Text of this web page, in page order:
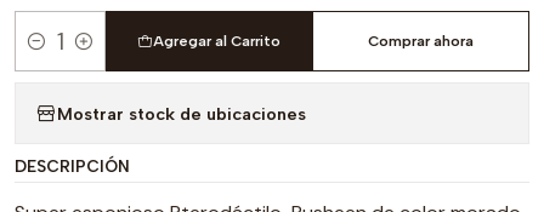
Cantidad
Agregar al Carrito Comprar ahora
Mostrar stock de ubicaciones
DESCRIPCIÓN